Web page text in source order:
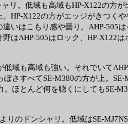
リ。低域も高域もHP-X122の方
HP-X122の方がエッジがきつく
いはこもり感や曇り。AHP-505
はAHP-505はロック、HP-X122
低域も高域も強い。それでいて
さすべてSE-M380の方が上。
ほとんど何を聴くにしてもSE-
りのドンシャリ。低域はSE-